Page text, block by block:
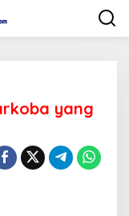
yang